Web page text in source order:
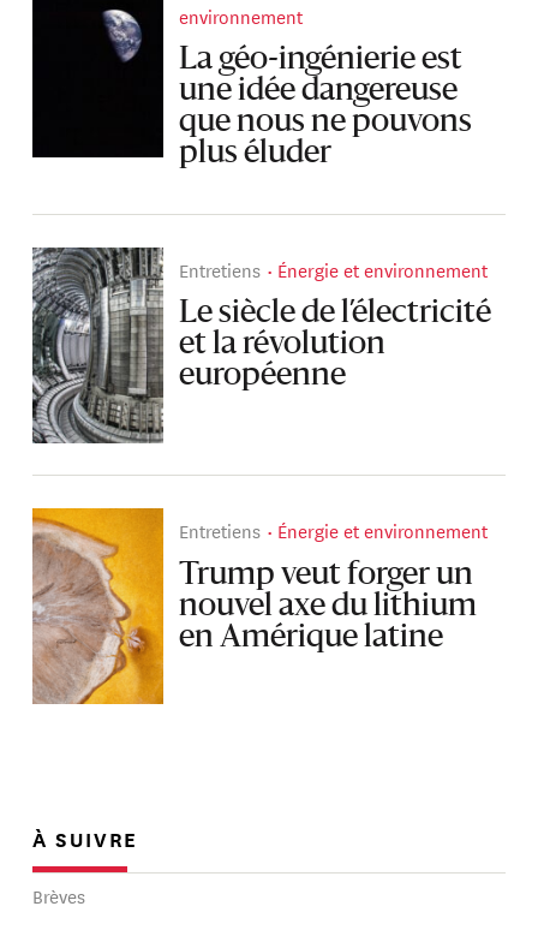
environnement
La géo-ingénierie est
une idée dangereuse
que nous ne pouvons
plus éluder
Entretiens Énergie et environnement
Le siècle de l’électricité
et la révolution
européenne
Entretiens Énergie et environnement
Trump veut forger un
nouvel axe du lithium
en Amérique latine
À SUIVRE
Brèves